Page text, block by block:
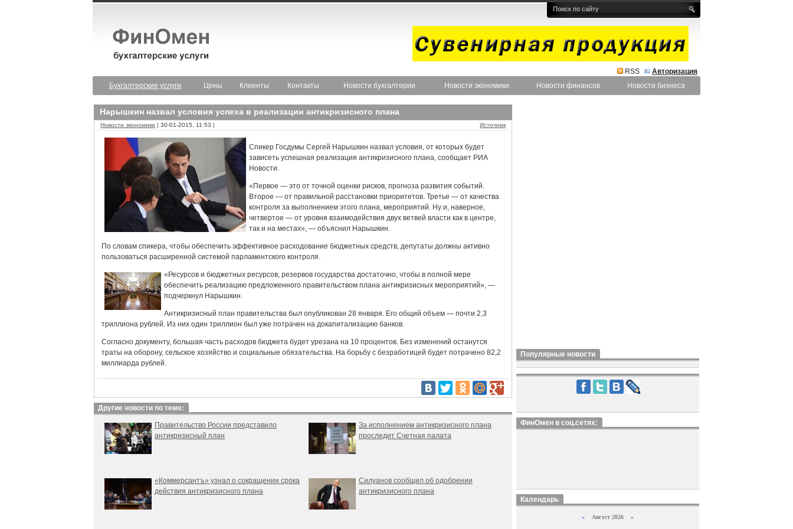
RSS
Авторизация
Бухгалтерские услуги
Цены Клиенты Контакты Новости бухгалтерии Новости экономики Новости финансов Новости бизнеса
Нарышкин назвал условия успеха в реализации антикризисного плана
Новости экономики | 30-01-2015, 11:53 | Источник
Спикер Госдумы Сергей Нарышкин назвал условия, от которых будет
зависеть успешная реализация антикризисного плана, сообщает РИА
Новости.
«Первое — это от точной оценки рисков, прогноза развития событий.
Второе — от правильной расстановки приоритетов. Третье — от качества
контроля за выполнением этого плана, мероприятий. Ну и, наверное,
четвертое — от уровня взаимодействия двух ветвей власти как в центре,
так и на местах», — объяснил Нарышкин.
По словам спикера, чтобы обеспечить эффективное расходование бюджетных средств, депутаты должны активно
пользоваться расширенной системой парламентского контроля.
«Ресурсов и бюджетных ресурсов, резервов государства достаточно, чтобы в полной мере
обеспечить реализацию предложенного правительством плана антикризисных мероприятий», —
подчеркнул Нарышкин.
Антикризисный план правительства был опубликован 28 января. Его общий объем — почти 2,3
триллиона рублей. Из них один триллион был уже потрачен на докапитализацию банков.
Согласно документу, большая часть расходов бюджета будет урезана на 10 процентов. Без изменений останутся
траты на оборону, сельское хозяйство и социальные обязательства. На борьбу с безработицей будет потрачено 82,2
миллиарда рублей.
Другие новости по теме:
Правительство России представило
антикризисный план
За исполнением антикризисного плана
проследит Счетная палата
«Коммерсантъ» узнал о сокращении срока
действия антикризисного плана
Силуанов сообщил об одобрении
антикризисного плана
Популярные новости
ФинОмен в соц.сетях:
Календарь
« Август 2026 »